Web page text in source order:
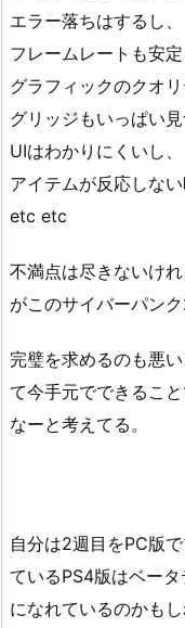
エラー落ちはするし、
フレームレートも安定
グラフィックのクオ
グリッジもいっぱい見
UIはわかりにくいし、
アイテムが反応しない
etc etc
不満点は尽きないけ
がこのサイバーパン
完璧を求めるのも悪
て今手元でできるこ
なーと考えてる。
自分は2週目をPC版
ているPS4版はベー
になれているのかもし